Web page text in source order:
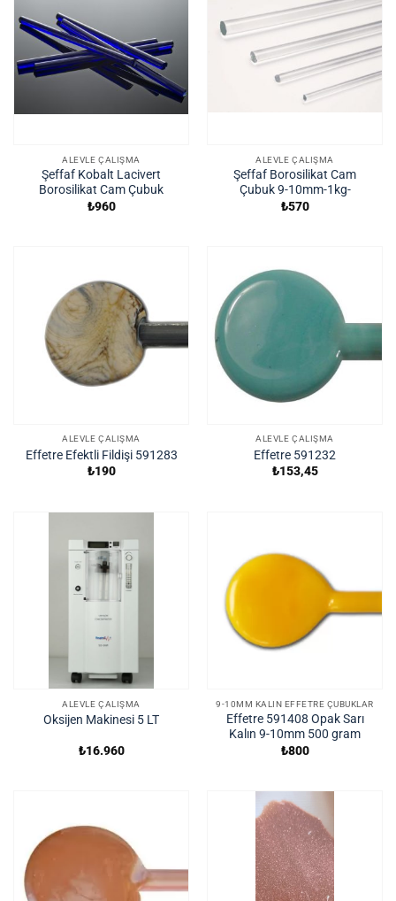
ALEVLE ÇALIŞMA
Şeffaf Kobalt Lacivert
Borosilikat Cam Çubuk
₺960
ALEVLE ÇALIŞMA
Şeffaf Borosilikat Cam
Çubuk 9-10mm-1kg-
₺570
ALEVLE ÇALIŞMA
Effetre Efektli Fildişi 591283
₺190
ALEVLE ÇALIŞMA
Effetre 591232
₺153,45
ALEVLE ÇALIŞMA
Oksijen Makinesi 5 LT
₺16.960
9-10MM KALIN EFFETRE ÇUBUKLAR
Effetre 591408 Opak Sarı
Kalın 9-10mm 500 gram
₺800